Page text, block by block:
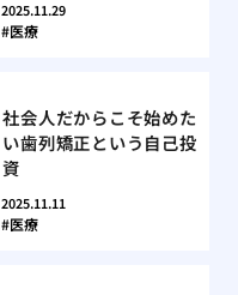
2025.11.29
医療
社会人だからこそ始めた
い歯列矯正という自己投
資
2025.11.11
医療